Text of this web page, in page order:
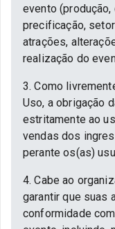
evento
precificação,
atrações,
realização do
3. Como
Uso, a obrigação
estritamente ao
vendas dos
perante os(as)
4. Cabe ao
garantir que suas
conformidade